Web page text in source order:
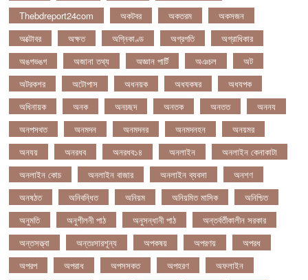
Thebdreport24com
অকটবর অকতরম
অকসজন
অক্টোবর
অক্ষত অগ্নিকাণ্ড অগ্রগতি
অগ্রাধিকার
অঙগভঙগ
অজানা তথ্য অজ্ঞান পার্টি অঞচল
অট
অটরকশর
অটোপাস অধনয়ক অধযকষর
অধযপক
অধিনায়ক
অনক অনচছদ অনতক অনতত
অননয
অনপসথত
অনমদন অনমদনর অনমদনহন
অনয়মর
অনযয়
অনরধব অনরধব১৪ অনলাইন
অনলাইন কেনাকাটা
অনলাইন কোচ
অনলাইন বাজার অনলাইন ব্যবসা
অনশণ
অনষঠত
অনিবন্ধিত অনিয়ম অনিয়মিত মাসিক
অনিশ্চিত
অনুমতি
অনুশীলনী পাঠ অনুসন্ধানী পাঠ
অন্তর্বর্তীকালীন সরকার
অন্তসত্ত্বা
অন্তঃসারশূন্য অপকষয় অপরণয়
অপরধ
অপরপ
অপরাধ অপসসকত অপহরণ
অফলাইন